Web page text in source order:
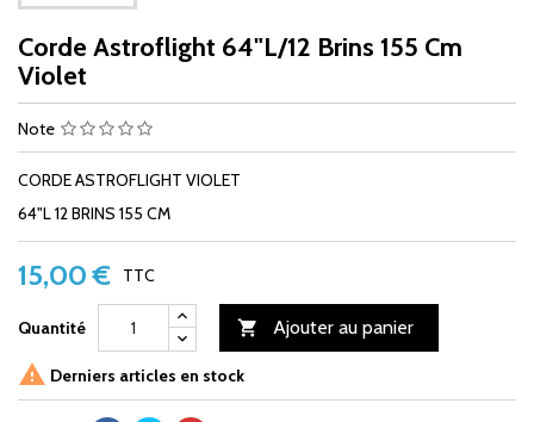
Corde Astroflight 64"L/12 Brins 155 Cm
Violet
Note
CORDE ASTROFLIGHT VIOLET
64"L 12 BRINS 155 CM
15,00 € TTC
Quantité  Ajouter au panier
 Derniers articles en stock